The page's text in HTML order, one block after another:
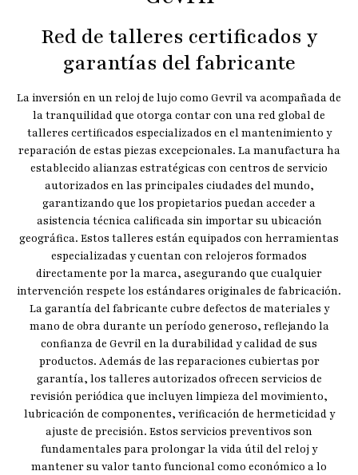
Red de talleres certificados y
garantías del fabricante
La inversión en un reloj de lujo como Gevril va acompañada de
la tranquilidad que otorga contar con una red global de
talleres certificados especializados en el mantenimiento y
reparación de estas piezas excepcionales. La manufactura ha
establecido alianzas estratégicas con centros de servicio
autorizados en las principales ciudades del mundo,
garantizando que los propietarios puedan acceder a
asistencia técnica calificada sin importar su ubicación
geográfica. Estos talleres están equipados con herramientas
especializadas y cuentan con relojeros formados
directamente por la marca, asegurando que cualquier
intervención respete los estándares originales de fabricación.
La garantía del fabricante cubre defectos de materiales y
mano de obra durante un período generoso, reflejando la
confianza de Gevril en la durabilidad y calidad de sus
productos. Además de las reparaciones cubiertas por
garantía, los talleres autorizados ofrecen servicios de
revisión periódica que incluyen limpieza del movimiento,
lubricación de componentes, verificación de hermeticidad y
ajuste de precisión. Estos servicios preventivos son
fundamentales para prolongar la vida útil del reloj y
mantener su valor tanto funcional como económico a lo